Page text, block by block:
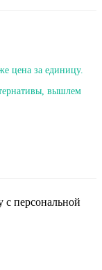
цена за единицу.
вышлем
с персональной